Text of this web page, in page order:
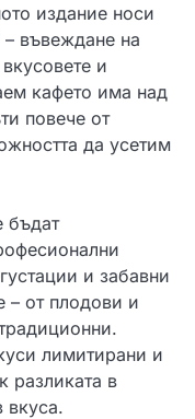
издание носи
– въвеждане на
и
кафето има над
повече от
да усетим
бъдат
и забавни
– от плодови и
лимитирани и
разликата в
вкуса.